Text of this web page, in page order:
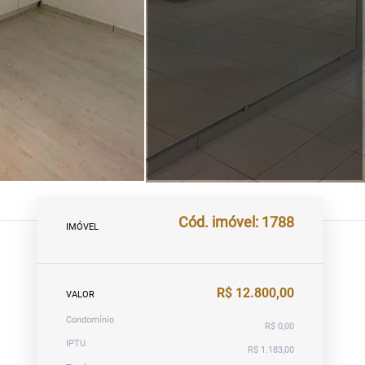
IMÓVEL Cód. imóvel: 1788
VALOR R$ 12.800,00
Condomínio
R$ 0,00
IPTU
R$ 1.183,00